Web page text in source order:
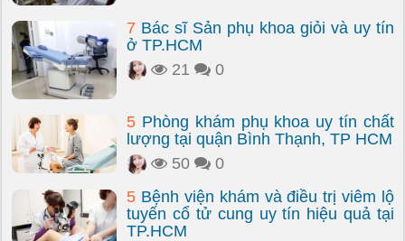
7 Bác sĩ Sản phụ khoa giỏi và uy tín
ở TP.HCM
21
0
5 Phòng khám phụ khoa uy tín chất
lượng tại quận Bình Thạnh, TP HCM
50
0
5 Bệnh viện khám và điều trị viêm lộ
tuyến cổ tử cung uy tín hiệu quả tại
TP.HCM